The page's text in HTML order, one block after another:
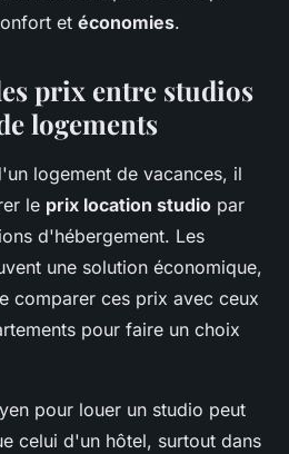
et économies.
prix entre studios
logements
logement de vacances, il
le prix location studio par
d'hébergement. Les
une solution économique,
comparer ces prix avec ceux
pour faire un choix
pour louer un studio peut
celui d'un hôtel, surtout dans